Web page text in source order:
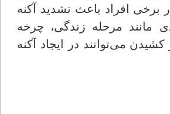
برخی افراد باعث تشدید آکنه
مرحله زندگی، چرخه
می‌توانند در ایجاد آکنه